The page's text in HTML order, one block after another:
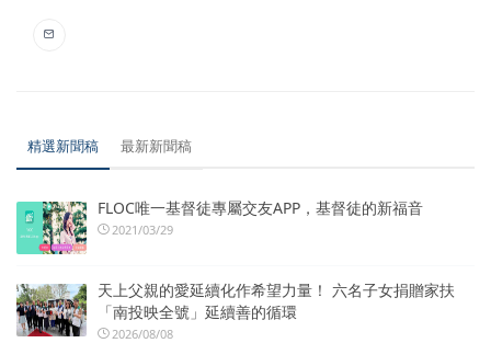
精選新聞稿 最新新聞稿
FLOC唯一基督徒專屬交友APP，基督徒的新福音
2021/03/29
天上父親的愛延續化作希望力量！ 六名子女捐贈家扶
「南投映全號」延續善的循環
2026/08/08